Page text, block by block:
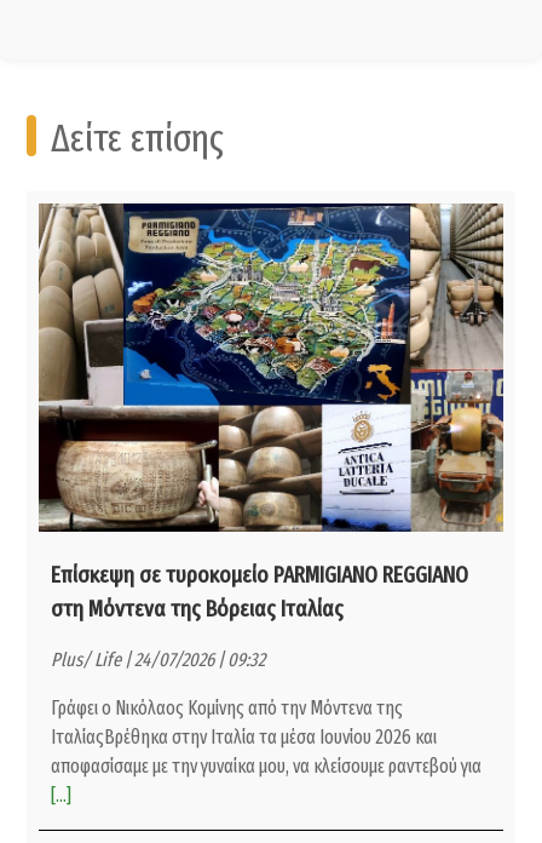
Δείτε επίσης
Επίσκεψη σε τυροκομείο PARMIGIANO REGGIANO
στη Μόντενα της Βόρειας Ιταλίας
Plus/ Life | 24/07/2026 | 09:32
Γράφει ο Νικόλαος Κομίνης από την Μόντενα της
ΙταλίαςΒρέθηκα στην Ιταλία τα μέσα Ιουνίου 2026 και
αποφασίσαμε με την γυναίκα μου, να κλείσουμε ραντεβού για
[...]